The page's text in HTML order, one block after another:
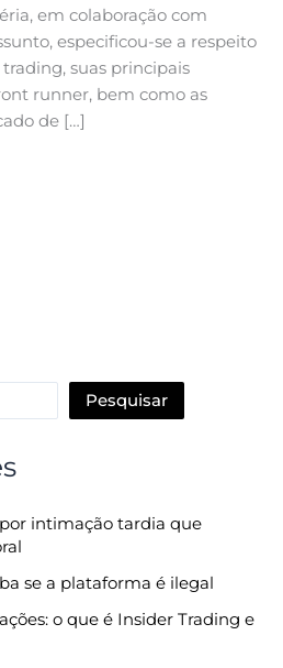
em colaboração com
especificou-se a respeito
suas principais
runner, bem como as
de […]
Pesquisar
intimação tardia que
se a plataforma é ilegal
o que é Insider Trading e